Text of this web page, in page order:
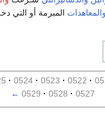
والمعاهدات المبرمة أو التي
0522
0523
0524
0527
0528
0529
←